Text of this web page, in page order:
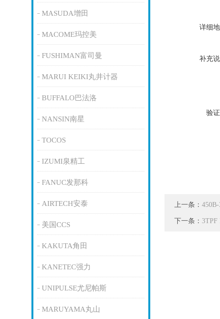
MASUDA增田
MACOME玛控美
FUSHIMAN富司曼
MARUI KEIKI丸井计器
BUFFALO巴法洛
NANSIN南星
TOCOS
IZUMI泉精工
FANUC发那科
AIRTECH安泰
美国CCS
KAKUTA角田
KANETEC强力
UNIPULSE尤尼帕斯
MARUYAMA丸山
详细
补充
验
上一条：
下一条： 3TPF